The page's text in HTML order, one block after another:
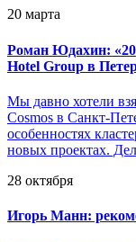
20 марта
Роман Юдахин:
Hotel Group в
Мы давно хотели
Cosmos в Санкт-
особенностях
новых проектах.
28 октября
Игорь Манн: